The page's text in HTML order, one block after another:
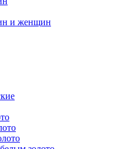
и женщин